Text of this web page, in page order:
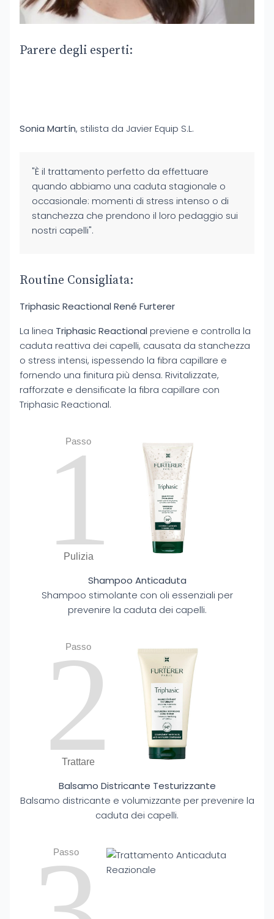
Parere degli esperti:
Sonia Martín, stilista da Javier Equip S.L.
"È il trattamento perfetto da effettuare
quando abbiamo una caduta stagionale o
occasionale: momenti di stress intenso o di
stanchezza che prendono il loro pedaggio sui
nostri capelli".
Routine Consigliata:
Triphasic Reactional René Furterer
La linea Triphasic Reactional previene e controlla la
caduta reattiva dei capelli, causata da stanchezza
o stress intensi, ispessendo la fibra capillare e
fornendo una finitura più densa. Rivitalizzate,
rafforzate e densificate la fibra capillare con
Triphasic Reactional.
Passo
1
Pulizia
Shampoo Anticaduta
Shampoo stimolante con oli essenziali per
prevenire la caduta dei capelli.
Passo
2
Trattare
Balsamo Districante Testurizzante
Balsamo districante e volumizzante per prevenire la
caduta dei capelli.
Passo